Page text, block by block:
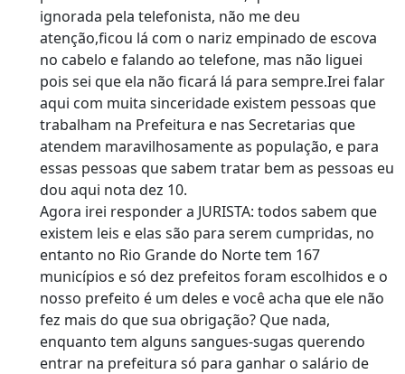
ignorada pela telefonista, não me deu
atenção,ficou lá com o nariz empinado de escova
no cabelo e falando ao telefone, mas não liguei
pois sei que ela não ficará lá para sempre.Irei falar
aqui com muita sinceridade existem pessoas que
trabalham na Prefeitura e nas Secretarias que
atendem maravilhosamente as população, e para
essas pessoas que sabem tratar bem as pessoas eu
dou aqui nota dez 10.
Agora irei responder a JURISTA: todos sabem que
existem leis e elas são para serem cumpridas, no
entanto no Rio Grande do Norte tem 167
municípios e só dez prefeitos foram escolhidos e o
nosso prefeito é um deles e você acha que ele não
fez mais do que sua obrigação? Que nada,
enquanto tem alguns sangues-sugas querendo
entrar na prefeitura só para ganhar o salário de